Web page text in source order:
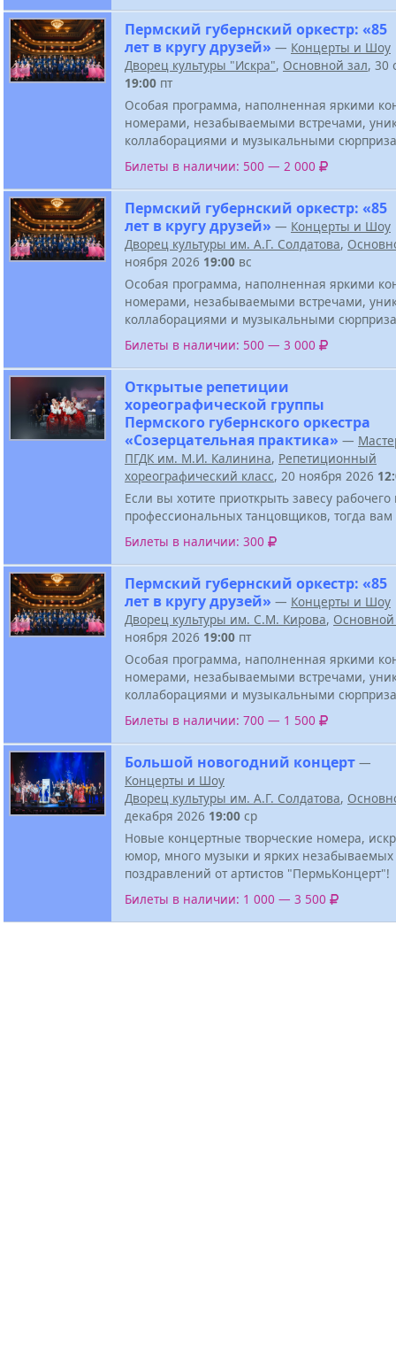
Пермский губернский оркестр: «85
лет в кругу друзей» — Концерты и Шоу
Дворец культуры "Искра", Основной зал, 30
19:00 пт
Особая программа, наполненная яркими
номерами, незабываемыми встречами,
коллаборациями и музыкальными
Билеты в наличии: 500 — 2 000
Пермский губернский оркестр: «85
лет в кругу друзей» — Концерты и Шоу
Дворец культуры им. А.Г. Солдатова,
ноября 2026 19:00 вс
Особая программа, наполненная яркими
номерами, незабываемыми встречами,
коллаборациями и музыкальными
Билеты в наличии: 500 — 3 000
Открытые репетиции
хореографической группы
Пермского губернского оркестра
«Созерцательная практика» —
ПГДК им. М.И. Калинина, Репетиционный
хореографический класс, 20 ноября 2026
Если вы хотите приоткрыть завесу рабочего
профессиональных танцовщиков, тогда
Билеты в наличии: 300
Пермский губернский оркестр: «85
лет в кругу друзей» — Концерты и Шоу
Дворец культуры им. С.М. Кирова, Основной
ноября 2026 19:00 пт
Особая программа, наполненная яркими
номерами, незабываемыми встречами,
коллаборациями и музыкальными
Билеты в наличии: 700 — 1 500
Большой новогодний концерт —
Концерты и Шоу
Дворец культуры им. А.Г. Солдатова,
декабря 2026 19:00 ср
Новые концертные творческие номера,
юмор, много музыки и ярких незабываемых
поздравлений от артистов "ПермьКонцерт"!
Билеты в наличии: 1 000 — 3 500